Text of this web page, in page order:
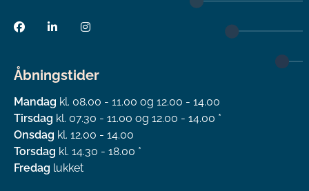
Åbningstider
Mandag kl. 08.00 - 11.00 og 12.00 - 14.00
Tirsdag kl. 07.30 - 11.00 og 12.00 - 14.00 *
Onsdag kl. 12.00 - 14.00
Torsdag kl. 14.30 - 18.00 *
Fredag lukket